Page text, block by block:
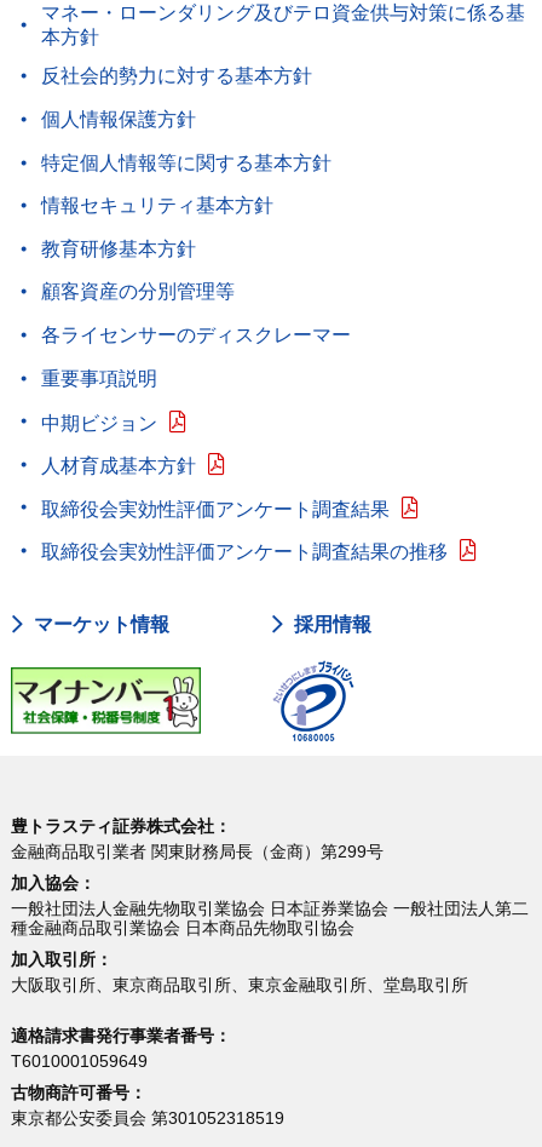
マネー・ローンダリング及びテロ資金供与対策に係る基
本方針
反社会的勢力に対する基本方針
個人情報保護方針
特定個人情報等に関する基本方針
情報セキュリティ基本方針
教育研修基本方針
顧客資産の分別管理等
各ライセンサーのディスクレーマー
重要事項説明
中期ビジョン
人材育成基本方針
取締役会実効性評価アンケート調査結果
取締役会実効性評価アンケート調査結果の推移
マーケット情報 採用情報
豊トラスティ証券株式会社：
金融商品取引業者 関東財務局長（金商）第299号
加入協会：
一般社団法人金融先物取引業協会 日本証券業協会 一般社団法人第二
種金融商品取引業協会 日本商品先物取引協会
加入取引所：
大阪取引所、東京商品取引所、東京金融取引所、堂島取引所
適格請求書発行事業者番号：
T6010001059649
古物商許可番号：
東京都公安委員会 第301052318519